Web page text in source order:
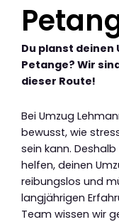
Du planst deinen
Petange? Wir
dieser Route!
Bei Umzug
bewusst, wie
sein kann.
helfen, deinen
reibungslos und
langjährigen
Team wissen wir